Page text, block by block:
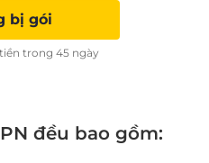
bị gói
trong 45 ngày
đều bao gồm: